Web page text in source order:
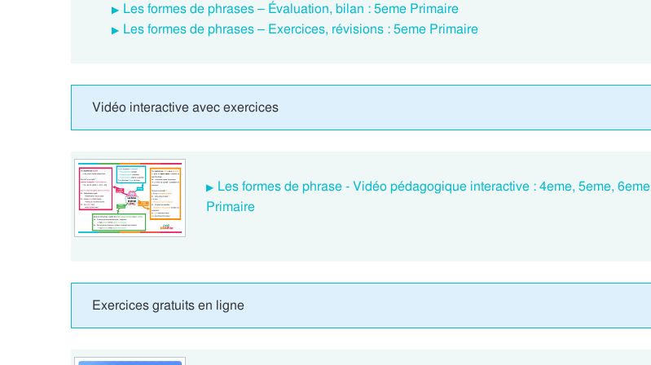
Les formes de phrases – Évaluation, bilan : 5eme Primaire
Les formes de phrases – Exercices, révisions : 5eme Primaire
Vidéo interactive avec exercices
Les formes de phrase - Vidéo pédagogique interactive : 4eme, 5eme, 6eme
Primaire
Exercices gratuits en ligne